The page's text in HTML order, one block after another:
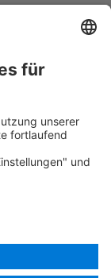
ID-Nr.: 247.014